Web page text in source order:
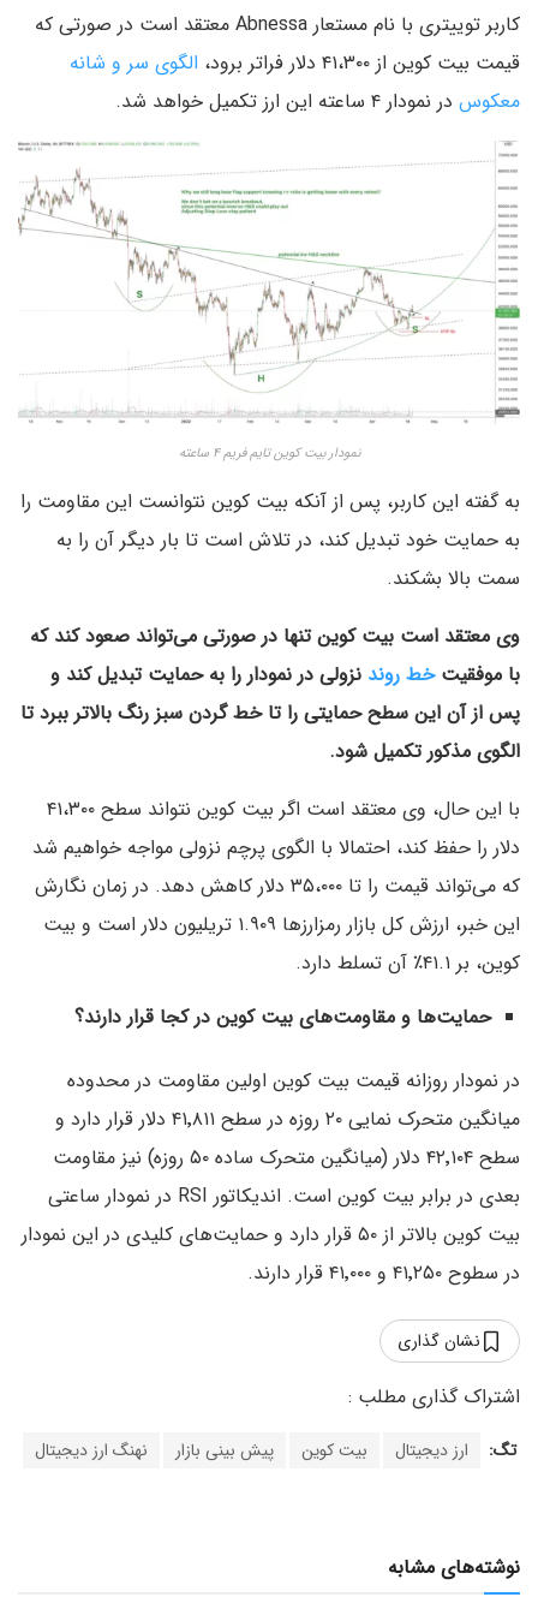
کاربر توییتری با نام مستعار Abnessa معتقد است در صورتی که
قیمت بیت کوین از ۴۱،۳۰۰ دلار فراتر برود،
الگوی سر و شانه
معکوس در نمودار ۴ ساعته این ارز تکمیل خواهد شد.
نمودار بیت کوین تایم فریم ۴ ساعته
به گفته این کاربر، پس از آنکه بیت کوین نتوانست این مقاومت را
به حمایت خود تبدیل کند، در تلاش است تا بار دیگر آن را به
سمت بالا بشکند.
وی معتقد است بیت کوین تنها در صورتی می‌تواند صعود کند که
با موفقیتخط روند نزولی در نمودار را به حمایت تبدیل کند و
پس از آن این سطح حمایتی را تا خط گردن سبز رنگ بالاتر ببرد تا
الگوی مذکور تکمیل شود.
با این حال، وی معتقد است اگر بیت کوین نتواند سطح ۴۱،۳۰۰
دلار را حفظ کند، احتمالا با الگوی پرچم نزولی مواجه خواهیم شد
که می‌تواند قیمت را تا ۳۵،۰۰۰ دلار کاهش دهد. در زمان نگارش
این خبر، ارزش کل بازار رمزارزها ۱.۹۰۹ تریلیون دلار است و بیت
کوین، بر ۴۱.۱٪ آن تسلط دارد.
حمایت‌ها و مقاومت‌های بیت کوین در کجا قرار دارند؟
در نمودار روزانه قیمت بیت کوین اولین مقاومت در محدوده
میانگین متحرک نمایی ۲۰ روزه در سطح ۴۱٬۸۱۱ دلار قرار دارد و
سطح ۴۲٬۱۰۴ دلار (میانگین متحرک ساده ۵۰ روزه) نیز مقاومت
بعدی در برابر بیت کوین است. اندیکاتور RSI در نمودار ساعتی
بیت کوین بالاتر از ۵۰ قرار دارد و حمایت‌های کلیدی در این نمودار
در سطوح ۴۱٬۲۵۰ و ۴۱٬۰۰۰ قرار دارند.
نشان گذاری
تگ: ارز دیجیتال بیت کوین پیش بینی بازار نهنگ ارز دیجیتال
نوشته‌های مشابه